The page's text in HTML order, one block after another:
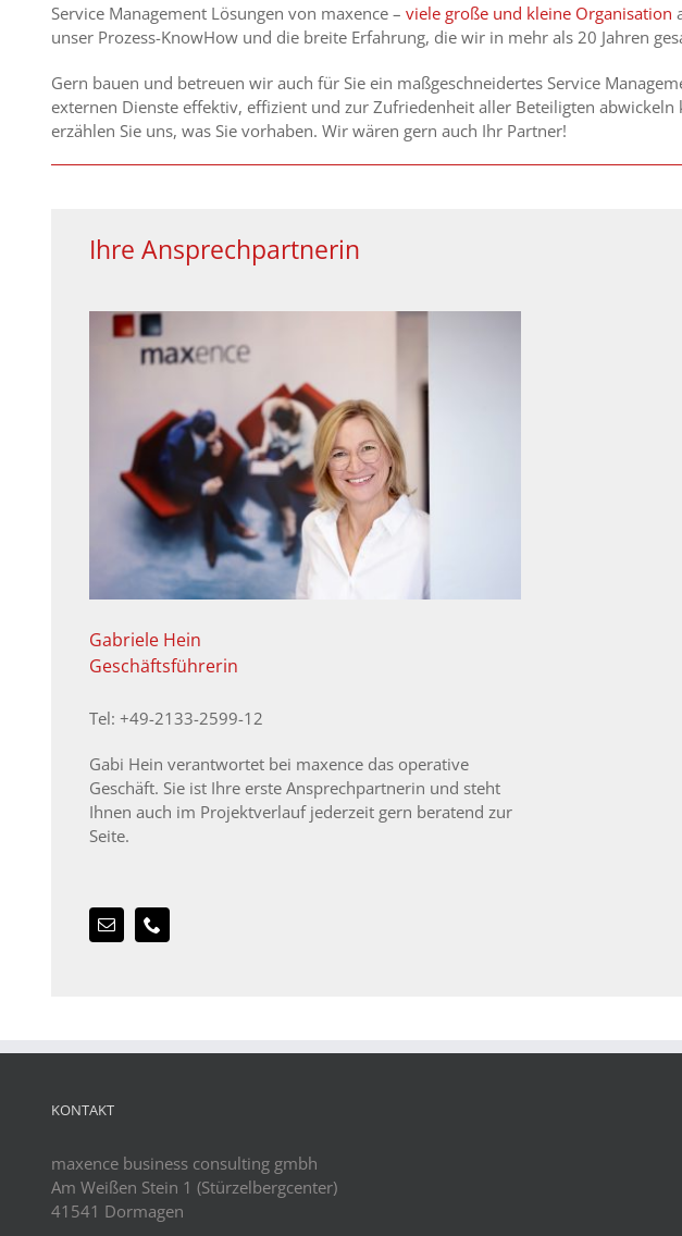
Service Management Lösungen von maxence – viele große und kleine Organisation
unser Prozess-KnowHow und die breite Erfahrung, die wir in mehr als 20 Jahren
Gern bauen und betreuen wir auch für Sie ein maßgeschneidertes Service
externen Dienste effektiv, effizient und zur Zufriedenheit aller Beteiligten abwickeln
erzählen Sie uns, was Sie vorhaben. Wir wären gern auch Ihr Partner!
Ihre Ansprechpartnerin
Gabriele Hein
Geschäftsführerin
Tel: +49-2133-2599-12
Gabi Hein verantwortet bei maxence das operative
Geschäft. Sie ist Ihre erste Ansprechpartnerin und steht
Ihnen auch im Projektverlauf jederzeit gern beratend zur
Seite.
KONTAKT
maxence business consulting gmbh
Am Weißen Stein 1 (Stürzelbergcenter)
41541 Dormagen